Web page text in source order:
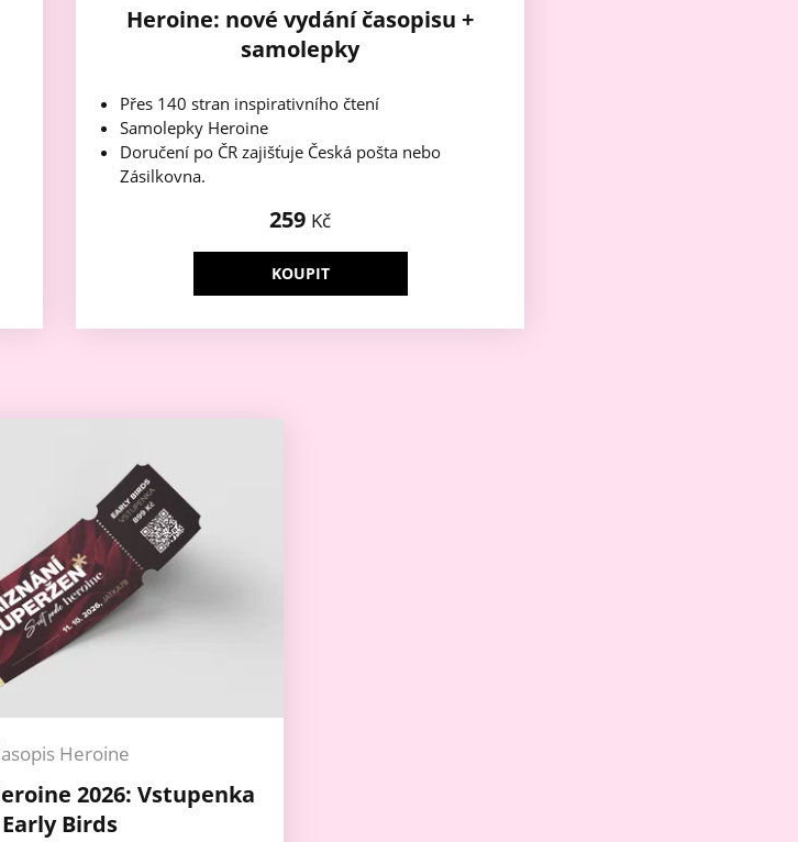
Heroine: nové vydání časopisu +
samolepky
Přes 140 stran inspirativního čtení
Samolepky Heroine
Doručení po ČR zajišťuje Česká pošta nebo
Zásilkovna.
259 Kč
KOUPIT
Heroine
2026: Vstupenka
Early Birds